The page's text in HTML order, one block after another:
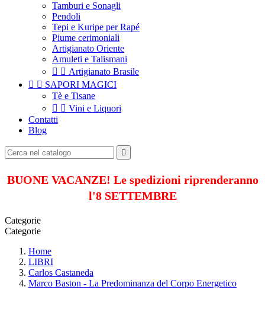
Tamburi e Sonagli
Pendoli
Tepi e Kuripe per Rapé
Piume cerimoniali
Artigianato Oriente
Amuleti e Talismani
  Artigianato Brasile
  SAPORI MAGICI
Tè e Tisane
  Vini e Liquori
Contatti
Blog

BUONE VACANZE! Le spedizioni riprenderanno
l'8 SETTEMBRE
Categorie
Categorie
Home
LIBRI
Carlos Castaneda
Marco Baston - La Predominanza del Corpo Energetico